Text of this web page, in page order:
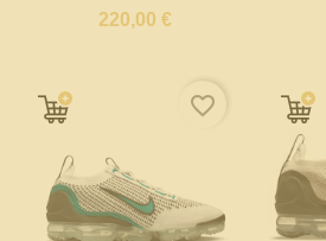
220,00 €
favorite_border